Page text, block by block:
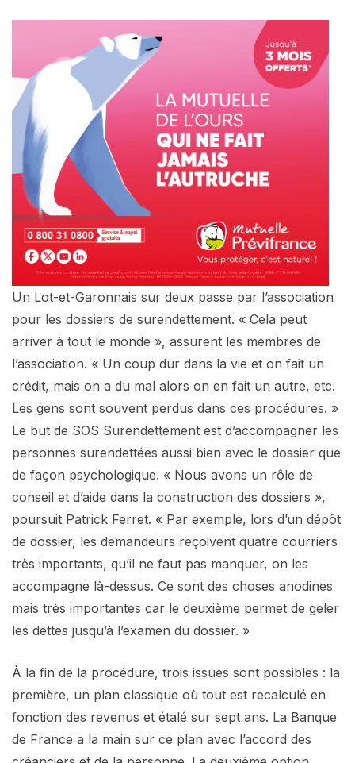
Un Lot-et-Garonnais sur deux passe par l’association
pour les dossiers de surendettement. « Cela peut
arriver à tout le monde », assurent les membres de
l’association. « Un coup dur dans la vie et on fait un
crédit, mais on a du mal alors on en fait un autre, etc.
Les gens sont souvent perdus dans ces procédures. »
Le but de SOS Surendettement est d’accompagner les
personnes surendettées aussi bien avec le dossier que
de façon psychologique. « Nous avons un rôle de
conseil et d’aide dans la construction des dossiers »,
poursuit Patrick Ferret. « Par exemple, lors d’un dépôt
de dossier, les demandeurs reçoivent quatre courriers
très importants, qu’il ne faut pas manquer, on les
accompagne là-dessus. Ce sont des choses anodines
mais très importantes car le deuxième permet de geler
les dettes jusqu’à l’examen du dossier. »
À la fin de la procédure, trois issues sont possibles : la
première, un plan classique où tout est recalculé en
fonction des revenus et étalé sur sept ans. La Banque
de France a la main sur ce plan avec l’accord des